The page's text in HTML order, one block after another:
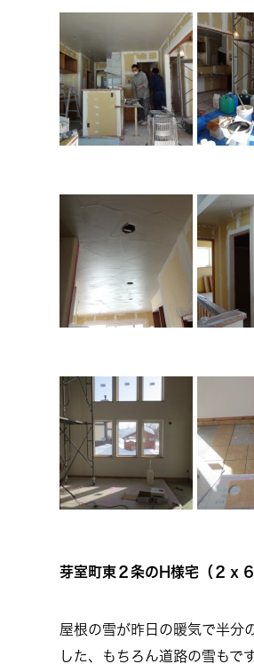
芽室町東２条のH様宅（２ｘ６
屋根の雪が昨日の暖気で半分
した、もちろん道路の雪もで